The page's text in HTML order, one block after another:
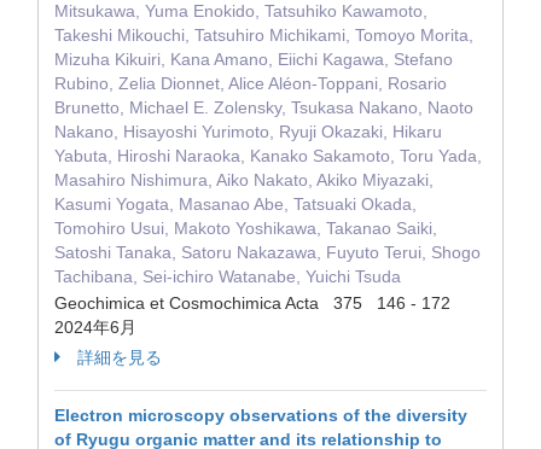
Mitsukawa, Yuma Enokido, Tatsuhiko Kawamoto,
Takeshi Mikouchi, Tatsuhiro Michikami, Tomoyo Morita,
Mizuha Kikuiri, Kana Amano, Eiichi Kagawa, Stefano
Rubino, Zelia Dionnet, Alice Aléon-Toppani, Rosario
Brunetto, Michael E. Zolensky, Tsukasa Nakano, Naoto
Nakano, Hisayoshi Yurimoto, Ryuji Okazaki, Hikaru
Yabuta, Hiroshi Naraoka, Kanako Sakamoto, Toru Yada,
Masahiro Nishimura, Aiko Nakato, Akiko Miyazaki,
Kasumi Yogata, Masanao Abe, Tatsuaki Okada,
Tomohiro Usui, Makoto Yoshikawa, Takanao Saiki,
Satoshi Tanaka, Satoru Nakazawa, Fuyuto Terui, Shogo
Tachibana, Sei-ichiro Watanabe, Yuichi Tsuda
Geochimica et Cosmochimica Acta 375 146 - 172
2024年6月
詳細を見る
Electron microscopy observations of the diversity
of Ryugu organic matter and its relationship to